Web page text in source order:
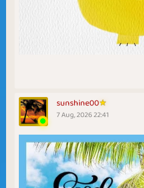
sunshine00
7 Aug, 2026 22:41